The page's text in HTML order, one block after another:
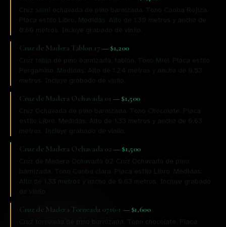
Cruz semi ochavada de pino barnizada. Tono Caoba Rojiza.
Placa estilo Libro. Medidas: Alto de 1.30 metros y ancho de
0.60 metros. Incluye grabado de vinilo.
Cruz de Madera Tablon 17 — $1,200
Cruz tabla de pino barnizada, tablon. Tono Miel. Placa estilo
Pergamino. Medidas: Alto de 1.24 metros y ancho de 0.53
metros. Incluye grabado de vinilo.
Cruz de Madera Ochavada 01 — $1,500
Cruz Ochavada de pino barnizada. Tono Chocolate. Placa
estilo Libro. Medidas: Alto de 1.33 metros y ancho de 0.63
metros. Incluye grabado de vinilo.
Cruz de Madera Ochavada 02 — $1,500
Cruz de Madera Ochavada 02 Cruz Ochavada de pino
barnizada. Tono Caoba clara. Placa estilo Libro. Medidas:
Alto de 1.33 metros y ancho de 0.63 metros. Incluye grabado
de vinilo.
Cruz de Madera Torneada 0716-1 — $1,600
Cruz torneada de pino barnizada. Tono chocolate. Placa